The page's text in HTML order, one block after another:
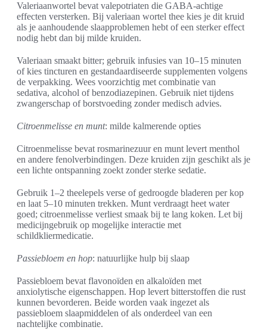
Valeriaanwortel bevat valepotriaten die GABA-achtige
effecten versterken. Bij valeriaan wortel thee kies je dit kruid
als je aanhoudende slaapproblemen hebt of een sterker effect
nodig hebt dan bij milde kruiden.
Valeriaan smaakt bitter; gebruik infusies van 10–15 minuten
of kies tincturen en gestandaardiseerde supplementen volgens
de verpakking. Wees voorzichtig met combinatie van
sedativa, alcohol of benzodiazepinen. Gebruik niet tijdens
zwangerschap of borstvoeding zonder medisch advies.
Citroenmelisse en munt: milde kalmerende opties
Citroenmelisse bevat rosmarinezuur en munt levert menthol
en andere fenolverbindingen. Deze kruiden zijn geschikt als je
een lichte ontspanning zoekt zonder sterke sedatie.
Gebruik 1–2 theelepels verse of gedroogde bladeren per kop
en laat 5–10 minuten trekken. Munt verdraagt heet water
goed; citroenmelisse verliest smaak bij te lang koken. Let bij
medicijngebruik op mogelijke interactie met
schildkliermedicatie.
Passiebloem en hop: natuurlijke hulp bij slaap
Passiebloem bevat flavonoïden en alkaloïden met
anxiolytische eigenschappen. Hop levert bitterstoffen die rust
kunnen bevorderen. Beide worden vaak ingezet als
passiebloem slaapmiddelen of als onderdeel van een
nachtelijke combinatie.